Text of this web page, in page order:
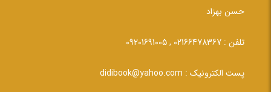
حسن بهزاد
تلفن : 02166478367 , 09201691005
پست الکترونیک : didibook@yahoo.com